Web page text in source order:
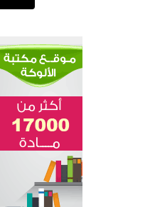
اختتام الدورة التاسعة لمسابقة